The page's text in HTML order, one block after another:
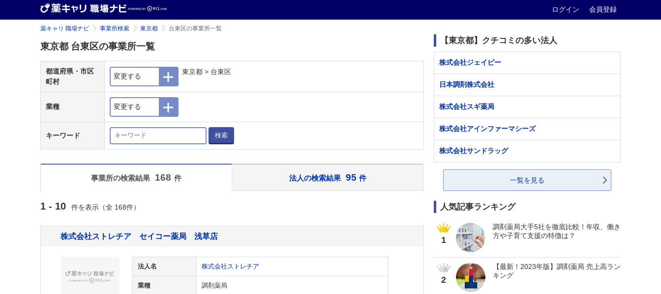
ログイン 会員登録
薬キャリ 職場ナビ 事業所検索 東京都 台東区の事業所一覧
東京都 台東区の事業所一覧
都道府県・市区
町村
変更する
東京都 > 台東区
業種 変更する
キーワード 検索
事業所の検索結果 168 件 法人の検索結果 95 件
1 - 10 件を表示（全 168件）
株式会社ストレチア セイコー薬局 浅草店
法人名 株式会社ストレチア
業種 調剤薬局
【東京都】クチコミの多い法人
株式会社ジェイピー
日本調剤株式会社
株式会社スギ薬局
株式会社アインファーマシーズ
株式会社サンドラッグ
一覧を見る
人気記事ランキング
1
調剤薬局大手5社を徹底比較！年収、働き
方や子育て支援の特徴は？
2
【最新！2023年版】調剤薬局 売上高ラン
キング